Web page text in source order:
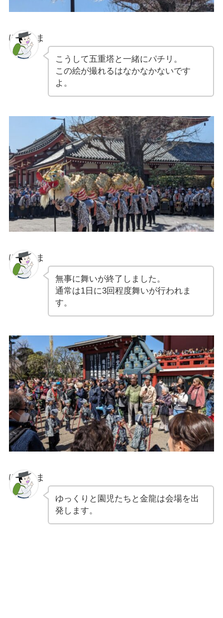
ぽちゃま
こうして五重塔と一緒にパチリ。
この絵が撮れるはなかなかないです
よ。
ぽちゃま
無事に舞いが終了しました。
通常は1日に3回程度舞いが行われま
す。
ぽちゃま
ゆっくりと園児たちと金龍は会場を出
発します。